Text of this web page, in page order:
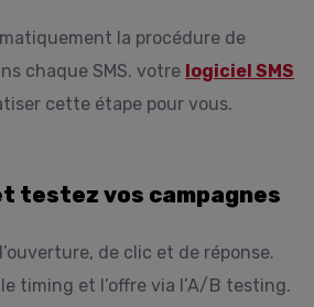
la procédure de
chaque SMS. votre logiciel SMS
cette étape pour vous.
testez vos campagnes
de clic et de réponse.
timing et l’offre via l’A/B testing.